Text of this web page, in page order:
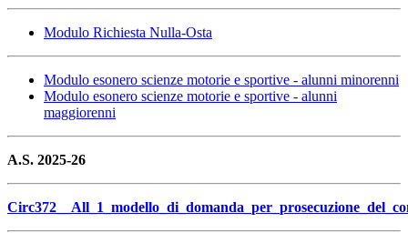
Modulo Richiesta Nulla-Osta
Modulo esonero scienze motorie e sportive - alunni minorenni
Modulo esonero scienze motorie e sportive - alunni
maggiorenni
A.S. 2025-26